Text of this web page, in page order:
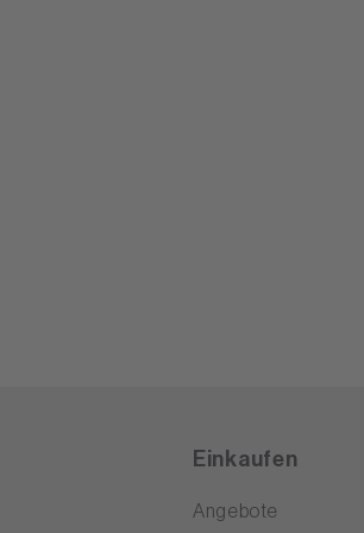
Einkaufen
Angebote